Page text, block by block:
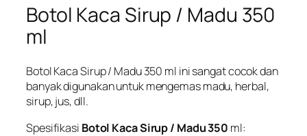
Botol Kaca Sirup / Madu 350
ml
Botol Kaca Sirup / Madu 350 ml ini sangat cocok dan
banyak digunakan untuk mengemas madu, herbal,
sirup, jus, dll.
Spesifikasi Botol Kaca Sirup / Madu 350 ml: